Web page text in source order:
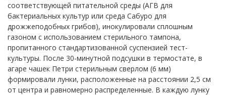
соответствующей питательной среды (АГВ для
бактериальных культур или среда Сабурo для
дрожжеподобных грибов), инокулировали сплошным
газоном с использованием стерильного тампона,
пропитанного стандартизованной суспензией тест-
культуры. После 30-минутной подсушки в термостате, в
агаре чашек Петри стерильным сверлом (6 мм)
формировали лунки, расположенные на расстоянии 2,5 см
от центра и равномерно распределенные. В каждую лунку